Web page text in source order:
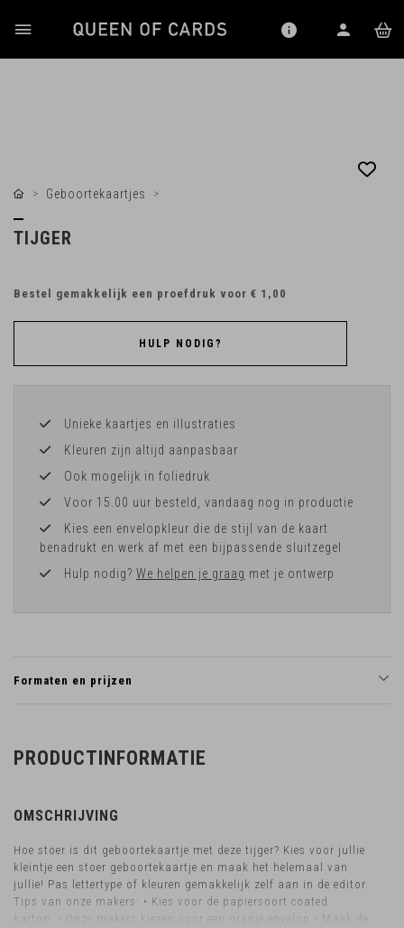
Geboortekaartjes
TIJGER
Bestel gemakkelijk een proefdruk voor € 1,00
HULP NODIG?
Unieke kaartjes en illustraties
Kleuren zijn altijd aanpasbaar
Ook mogelijk in foliedruk
Voor 15.00 uur besteld, vandaag nog in productie
Kies een envelopkleur die de stijl van de kaart
benadrukt en werk af met een bijpassende sluitzegel
Hulp nodig? We helpen je graag met je ontwerp
Formaten en prijzen
PRODUCTINFORMATIE
OMSCHRIJVING
Hoe stoer is dit geboortekaartje met deze tijger? Kies voor jullie
kleintje een stoer geboortekaartje en maak het helemaal van
jullie! Pas lettertype of kleuren gemakkelijk zelf aan in de editor.
Tips van onze makers: • Kies voor de papiersoort coated
karton. • Onze makers kiezen voor een oranje envelop • Maak de